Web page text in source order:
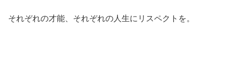
それぞれの才能、それぞれの人生にリスペクトを。